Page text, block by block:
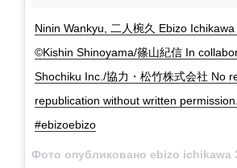
Ninin Wankyu, 二人椀久 Ebizo
©Kishin Shinoyama/篠山紀信 In
Shochiku Inc./協力・松竹株式会社 No
republication without written
#ebizoebizo